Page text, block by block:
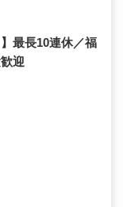
最長10連休／福
迎